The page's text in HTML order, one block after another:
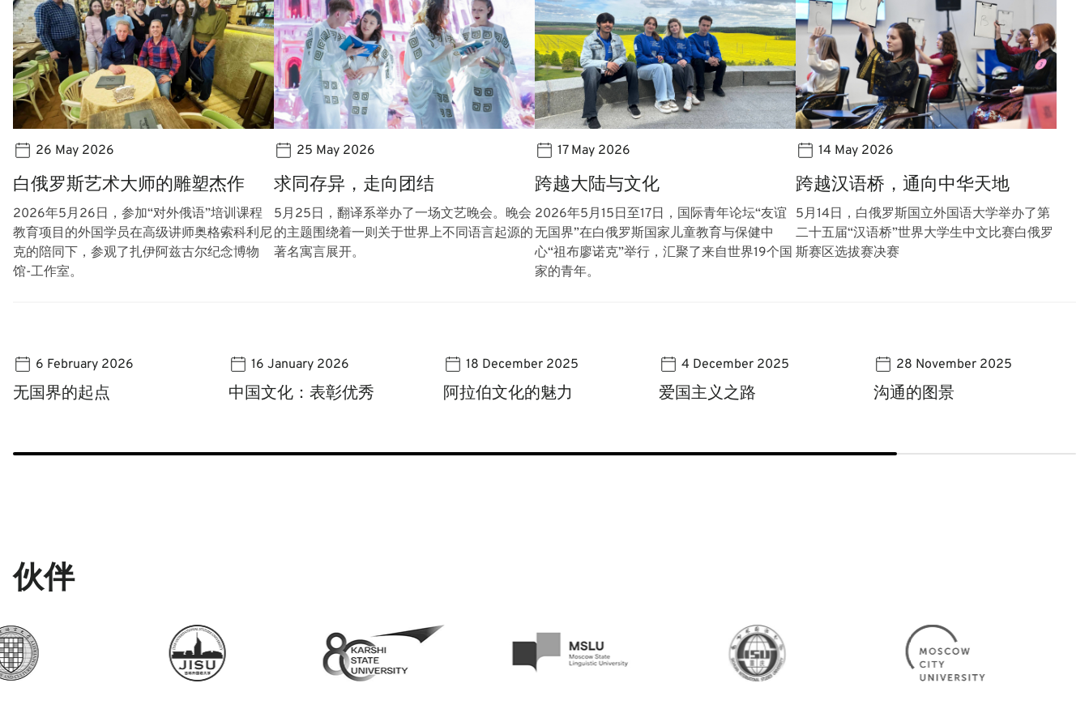
26 May 2026
白俄罗斯艺术大师的雕塑杰作
2026年5月26日，参加“对外俄语”培训课程
教育项目的外国学员在高级讲师奥·格·索科利尼
克的陪同下，参观了扎·伊·阿兹古尔纪念博物
馆-工作室。
25 May 2026
求同存异，走向团结
5月25日，翻译系举办了一场文艺晚会。晚会
的主题围绕着一则关于世界上不同语言起源的
著名寓言展开。
17 May 2026
跨越大陆与文化
2026年5月15日至17日，国际青年论坛“友谊
无国界”在白俄罗斯国家儿童教育与保健中
心“祖布廖诺克”举行，汇聚了来自世界19个国
家的青年。
14 May 2026
跨越汉语桥，通向中华天地
5月14日，白俄罗斯国立外国语大学举办了第
二十五届“汉语桥”世界大学生中文比赛白俄罗
斯赛区选拔赛决赛
6 February 2026
无国界的起点
16 January 2026
中国文化：表彰优秀
18 December 2025
阿拉伯文化的魅力
4 December 2025
爱国主义之路
28 November 2025
沟通的图景
伙伴